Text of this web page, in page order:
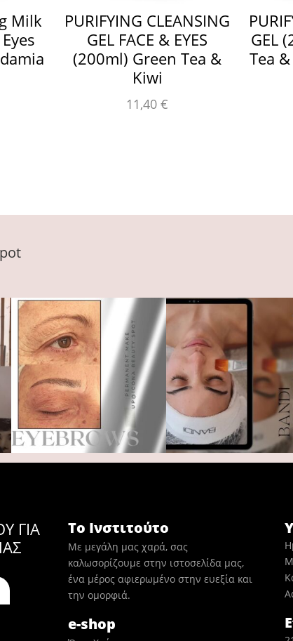
Milk
PURIFYING CLEANSING
GEL FACE & EYES
(200ml) Green Tea &
Kiwi
11,40€
GEL
Tea
ΓΙΑ
Το Ινστιτούτο
Με μεγάλη μας χαρά, σας
καλωσορίζουμε στην ιστοσελίδα μας,
ένα μέρος αφιερωμένο στην ευεξία και
την ομορφιά.
e-shop